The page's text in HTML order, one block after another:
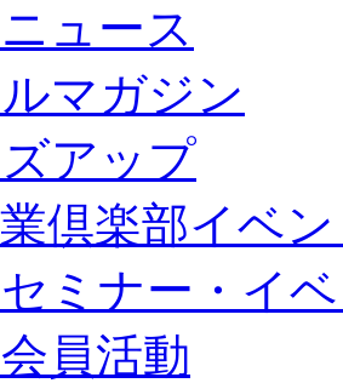
ュース
マガジン
アップ
倶楽部イベ
ミナー・イ
員活動